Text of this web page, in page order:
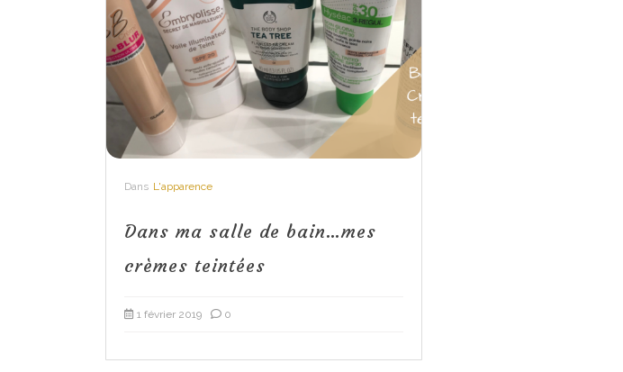
Dans L'apparence
Dans ma salle de bain…mes
crèmes teintées
1 février 2019 0